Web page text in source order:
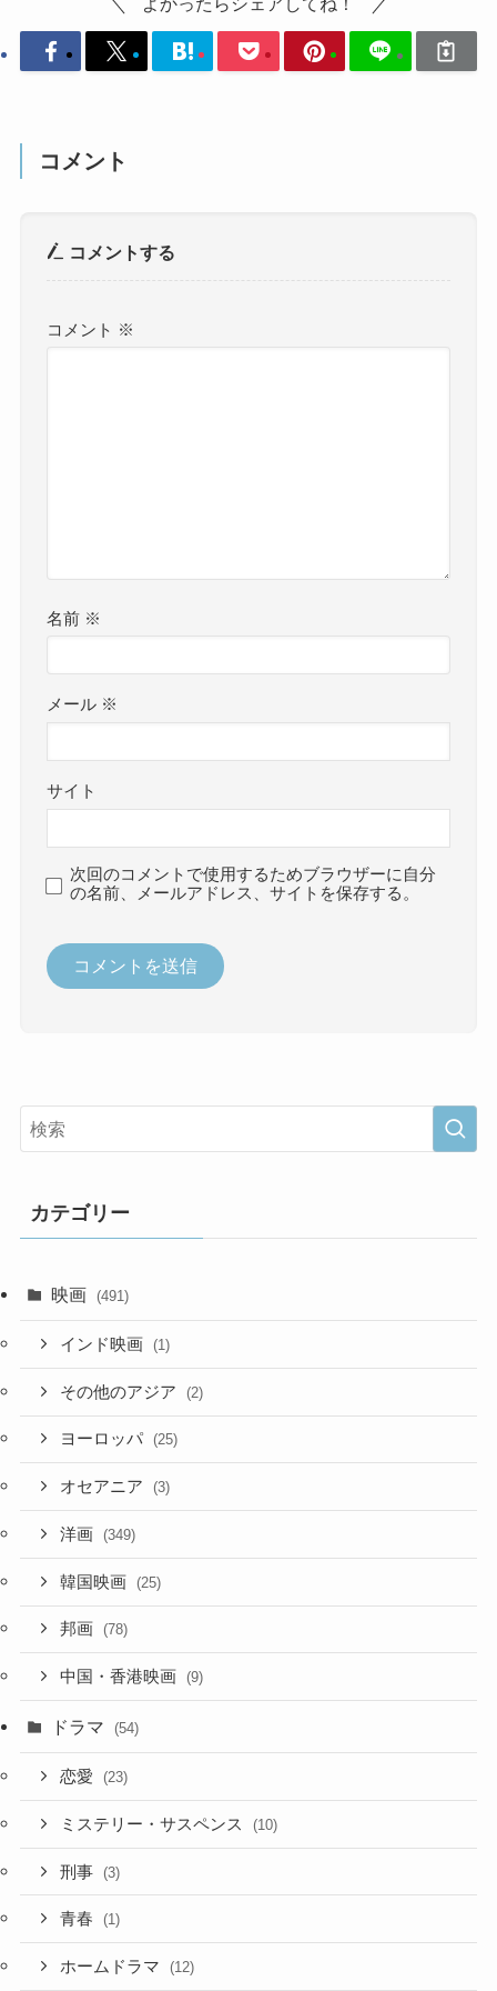
コメント
コメントする
コメント ※
名前 ※
メール ※
サイト
次回のコメントで使用するためブラウザーに自分
の名前、メールアドレス、サイトを保存する。
カテゴリー
映画 (491)
インド映画 (1)
その他のアジア (2)
ヨーロッパ (25)
オセアニア (3)
洋画 (349)
韓国映画 (25)
邦画 (78)
中国・香港映画 (9)
ドラマ (54)
恋愛 (23)
ミステリー・サスペンス (10)
刑事 (3)
青春 (1)
ホームドラマ (12)